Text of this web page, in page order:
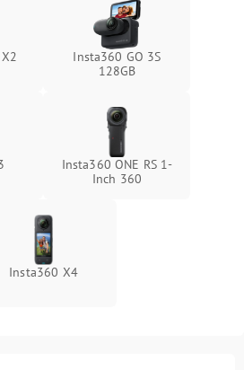
Подробнее →
Подробнее →
Insta360 GO 3S
128GB
Insta360 ONE RS 1-
Inch 360
Insta360 X4